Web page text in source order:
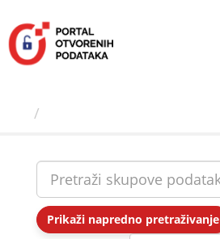
sadržaj
Prikaži napredno pretraživanje